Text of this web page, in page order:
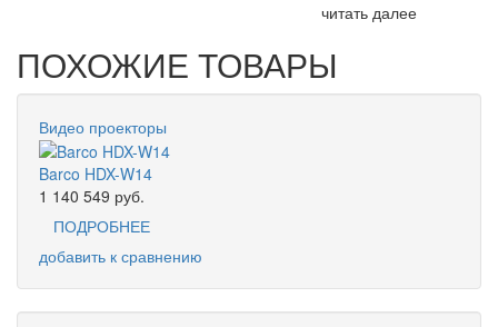
читать далее
ПОХОЖИЕ ТОВАРЫ
Видео проекторы
Barco HDX-W14
1 140 549 руб.
ПОДРОБНЕЕ
добавить к сравнению